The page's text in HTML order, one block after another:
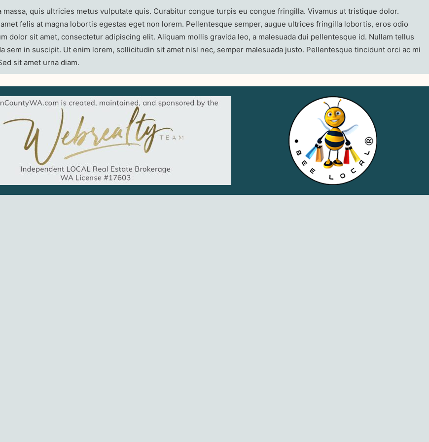
quis ultricies metus vulputate quis. Curabitur congue turpis eu congue fringilla. Vivamus ut tristique dolor.
felis at magna lobortis egestas eget non lorem. Pellentesque semper, augue ultrices fringilla lobortis, eros odio
dolor sit amet, consectetur adipiscing elit. Aliquam mollis gravida leo, a malesuada dui pellentesque id. Nullam tellus
sem in suscipit. Ut enim lorem, sollicitudin sit amet nisl nec, semper malesuada justo. Pellentesque tincidunt orci ac mi
sit amet urna diam.